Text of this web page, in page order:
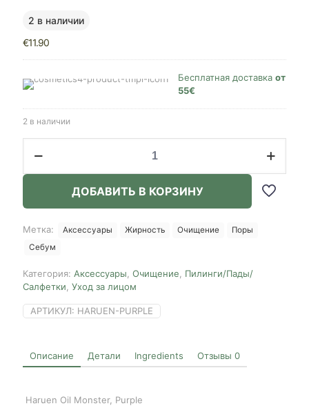
Описание Детали Ingredients Отзывы 0
Haruen Oil Monster, Purple
2 в наличии
€11.90
Бесплатная доставка от
55€
2 в наличии
товара
Purple
ДОБАВИТЬ В КОРЗИНУ
Метка: Аксессуары Жирность Очищение
Поры
Себум
Категория: Аксессуары Очищение
Пилинги/Пады/
Салфетки Уход за лицом
АРТИКУЛ: HARUEN-PURPLE